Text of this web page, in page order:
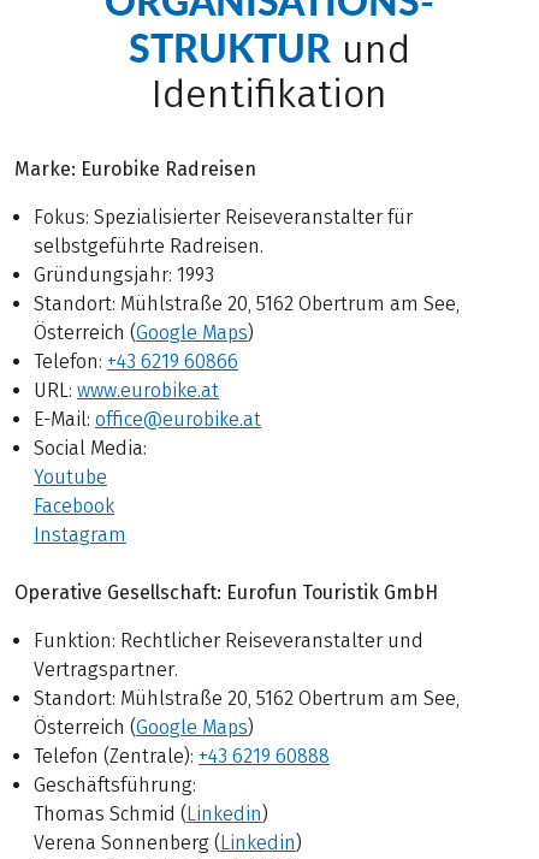
regelmäßig gewartet und speziell für die
Anforderungen von Mehrtagestouren ausgestattet
STRUKTURund
Identifikation
Marke: Eurobike Radreisen
Fokus: Spezialisierter Reiseveranstalter für
selbstgeführte Radreisen.
Gründungsjahr: 1993
Standort: Mühlstraße 20, 5162 Obertrum am See,
Österreich (Google Maps)
Telefon: +43 6219 60866
URL: www.eurobike.at
E-Mail: office@eurobike.at
Social Media:
Youtube
Facebook
Instagram
Operative Gesellschaft: Eurofun Touristik GmbH
Funktion: Rechtlicher Reiseveranstalter und
Vertragspartner.
Standort: Mühlstraße 20, 5162 Obertrum am See,
Österreich (Google Maps)
Telefon (Zentrale): +43 6219 60888
Geschäftsführung:
Thomas Schmid ( Linkedin)
Verena Sonnenberg ( Linkedin)